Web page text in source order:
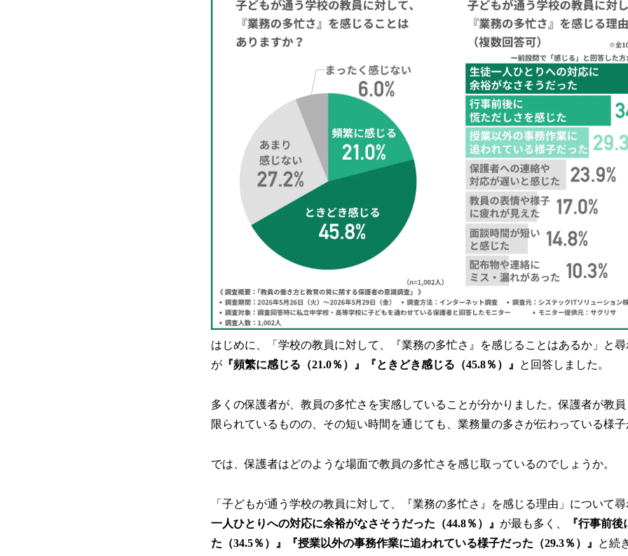
はじめに、「学校の教員に対して、『業務の多忙さ』を感じることはあるか」と
が 『頻繁に感じる（21.0％）』『ときどき感じる（45.8％）』 と回答しました。
多くの保護者が、教員の多忙さを実感していることが分かりました。保護者が教
限られているものの、その短い時間を通じても、業務量の多さが伝わっている様
では、保護者はどのような場面で教員の多忙さを感じ取っているのでしょうか。
「子どもが通う学校の教員に対して、『業務の多忙さ』を感じる理由」について
一人ひとりへの対応に余裕がなさそうだった（44.8％）』 が最も多く、
『行事前
た（34.5％）』『授業以外の事務作業に追われている様子だった（29.3％）』
と続